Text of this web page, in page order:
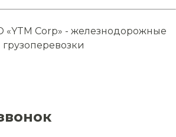
«YTM Corp» - железнодорожные
грузоперевозки